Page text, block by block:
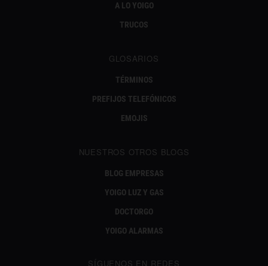
A LO YOIGO
TRUCOS
GLOSARIOS
TÉRMINOS
PREFIJOS TELEFÓNICOS
EMOJIS
NUESTROS OTROS BLOGS
BLOG EMPRESAS
YOIGO LUZ Y GAS
DOCTORGO
YOIGO ALARMAS
SÍGUENOS EN REDES